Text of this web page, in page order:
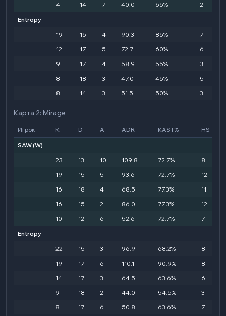
4
14 7 40.0 65% 2
Entropy
19
15 4 90.3 85% 7
12
17 5 72.7 60% 6
9
17 4 58.9 55% 3
8
18 3 47.0 45% 5
8
14 3 51.5 50% 3
Карта 2: Mirage
Игрок K D A ADR KAST% HS
SAW(W)
23
13 10 109.8 72.7%
8
19
15 5 93.6 72.7%
12
16
18 4 68.5 77.3%
11
16
15 2 86.0 77.3%
12
10
12 6 52.6 72.7%
7
Entropy
22
15 3 96.9 68.2%
8
19
17 6 110.1 90.9%
8
14
17 3 64.5 63.6%
6
9
18 2 44.0 54.5%
3
8
17 6 50.8 63.6% 7